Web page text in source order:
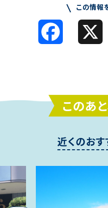
この情報
Facebook
このあ
近くのお